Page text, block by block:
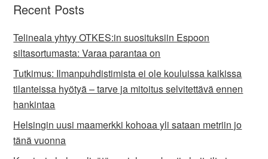
Recent Posts
Telineala yhtyy OTKES:in suosituksiin Espoon
siltasortumasta: Varaa parantaa on
Tutkimus: Ilmanpuhdistimista ei ole kouluissa kaikissa
tilanteissa hyötyä – tarve ja mitoitus selvitettävä ennen
hankintaa
Helsingin uusi maamerkki kohoaa yli sataan metriin jo
tänä vuonna